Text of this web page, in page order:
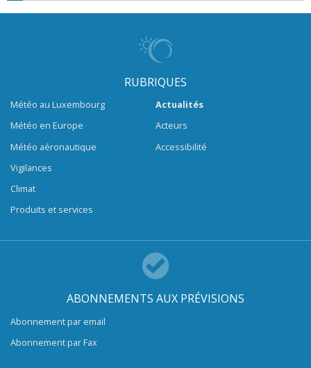
RUBRIQUES
Météo au Luxembourg
Météo en Europe
Météo aéronautique
Vigilances
Climat
Produits et services
Actualités
Acteurs
Accessibilité
ABONNEMENTS AUX PRÉVISIONS
Abonnement par email
Abonnement par Fax